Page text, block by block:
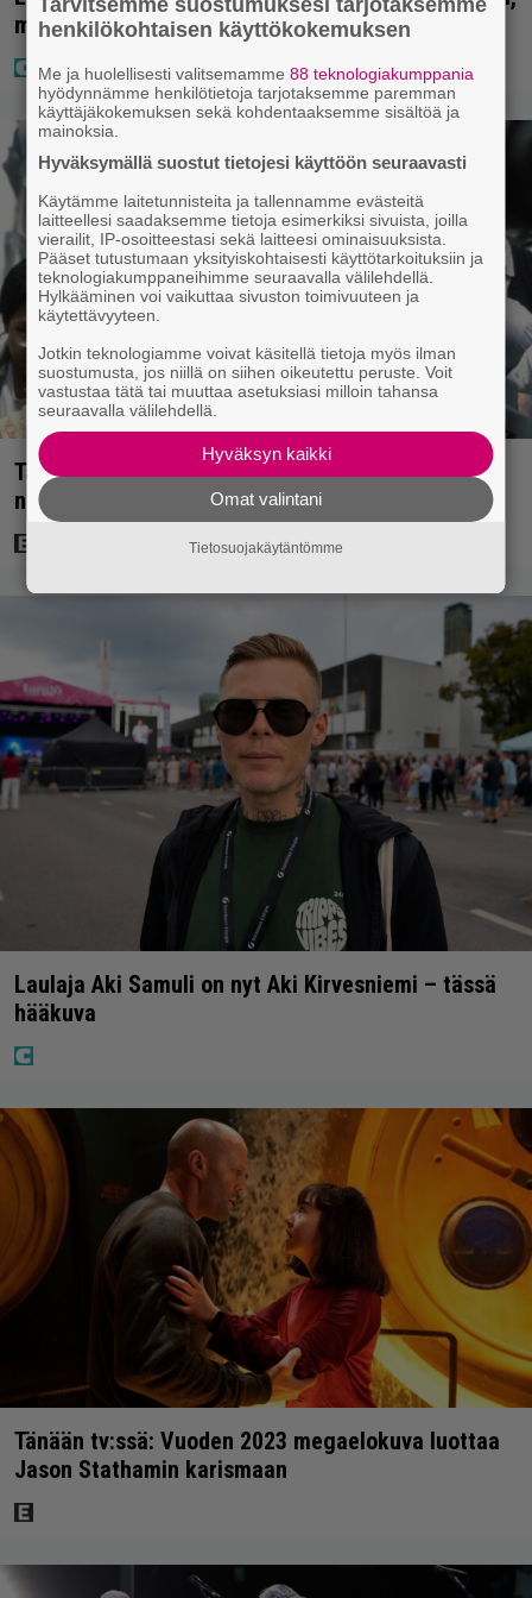
mutta miten sitten kävikään
Tänään tv:ssä: Vuoden 1997 Bond-leffassa
nähdään hämmenttävän nykyaikainen kännykkä
Laulaja Aki Samuli on nyt Aki Kirvesniemi – tässä
hääkuva
Tänään tv:ssä: Vuoden 2023 megaelokuva luottaa
Jason Stathamin karismaan
henkilökohtaisen käyttökokemuksen
Me ja huolellisesti valitsemamme88 teknologiakumppania
hyödynnämme henkilötietoja tarjotaksemme paremman
käyttäjäkokemuksen sekä kohdentaaksemme sisältöä ja
mainoksia.
Hyväksymällä suostut tietojesi käyttöön seuraavasti
Käytämme laitetunnisteita ja tallennamme evästeitä
laitteellesi saadaksemme tietoja esimerkiksi sivuista, joilla
vierailit, IP-osoitteestasi sekä laitteesi ominaisuuksista.
Pääset tutustumaan yksityiskohtaisesti käyttötarkoituksiin ja
teknologiakumppaneihimme seuraavalla välilehdellä.
Hylkääminen voi vaikuttaa sivuston toimivuuteen ja
käytettävyyteen.
Jotkin teknologiamme voivat käsitellä tietoja myös ilman
suostumusta, jos niillä on siihen oikeutettu peruste. Voit
vastustaa tätä tai muuttaa asetuksiasi milloin tahansa
seuraavalla välilehdellä.
Hyväksyn kaikki
Omat valintani
Tietosuojakäytäntömme